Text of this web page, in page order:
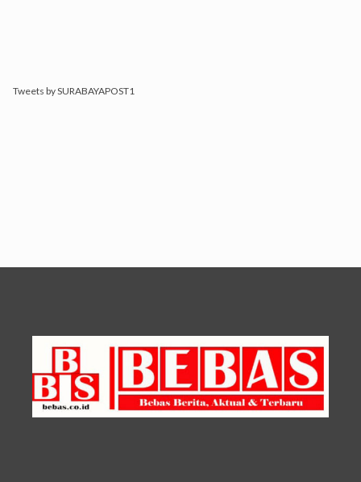
Tweets by SURABAYAPOST1